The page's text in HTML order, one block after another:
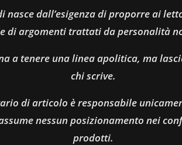
nasce dall’esigenza di proporre ai
di argomenti trattati da personalità
a tenere una linea apolitica, ma
chi scrive.
di articolo è responsabile
nessun posizionamento nei
prodotti.